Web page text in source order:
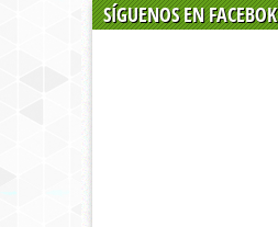
SÍGUENOS EN FACEBOK